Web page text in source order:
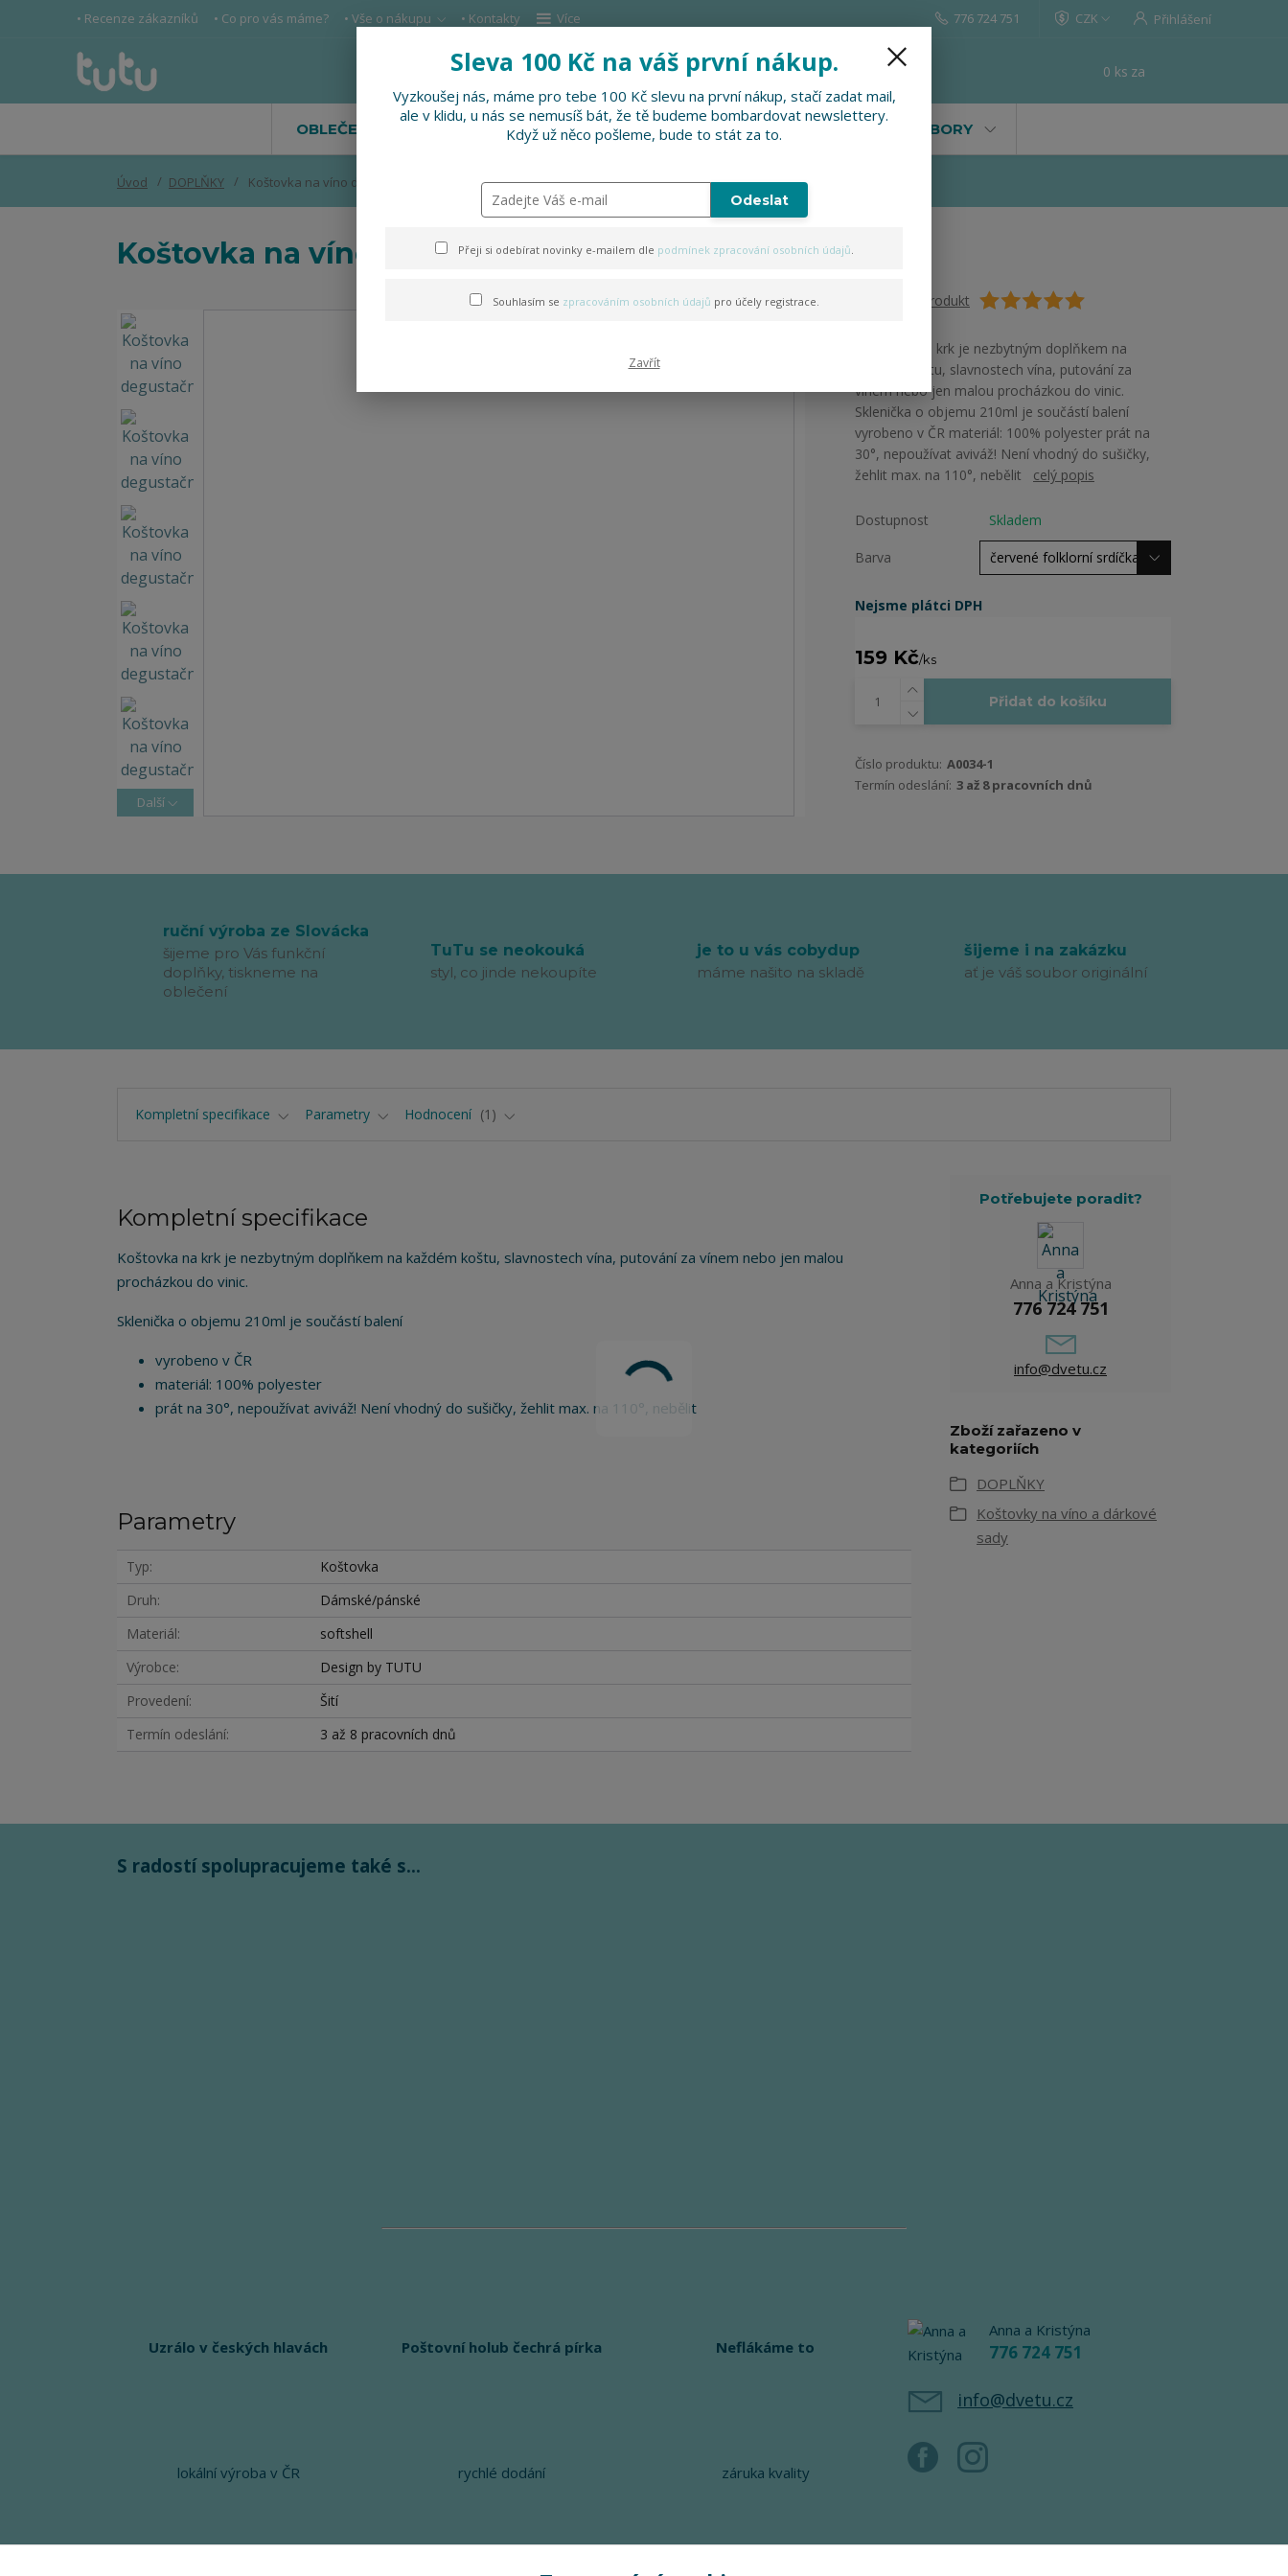
• Recenze zákazníků • Co pro vás máme? • Vše o nákupu • Kontakty Více CZK Přihlášení
Hledat
776 724 751
0 ks za
OBLEČENÍ DOPLŇKY SLEVNĚNO PRO FIRMY, FESTIVALY, SOUBORY
Úvod DOPLŇKY Koštovka na víno degustační
Koštovka na víno degustační
Další
Ohodnotit produkt
Koštovka na krk je nezbytným doplňkem na
každém koštu, slavnostech vína, putování za
vínem nebo jen malou procházkou do vinic.
Sklenička o objemu 210ml je součástí balení
vyrobeno v ČR materiál: 100% polyester prát na
30°, nepoužívat aviváž! Není vhodný do sušičky,
žehlit max. na 110°, nebělit celý popis
Dostupnost Skladem
Barva
Nejsme plátci DPH
159 Kč/ks
Přidat do košíku
Číslo produktu: A0034-1
Termín odeslání: 3 až 8 pracovních dnů
ruční výroba ze Slovácka
šijeme pro Vás funkční
doplňky, tiskneme na
oblečení
TuTu se neokouká
styl, co jinde nekoupíte
je to u vás cobydup
máme našito na skladě
šijeme i na zakázku
ať je váš soubor originální
Kompletní specifikace Parametry Hodnocení 1
Kompletní specifikace
Koštovka na krk je nezbytným doplňkem na každém koštu, slavnostech vína, putování za vínem nebo jen malou
procházkou do vinic.
Sklenička o objemu 210ml je součástí balení
vyrobeno v ČR
materiál: 100% polyester
prát na 30°, nepoužívat aviváž! Není vhodný do sušičky, žehlit max. na 110°, nebělit
Parametry
Typ
Koštovka
Druh
Dámské/pánské
Materiál
softshell
Výrobce
Design by TUTU
Provedení
Šití
Termín odeslání
3 až 8 pracovních dnů
Potřebujete poradit?
Anna a Kristýna
776 724 751
info@dvetu.cz
Zboží zařazeno v
kategoriích
DOPLŇKY
Koštovky na víno a dárkové
sady
S radostí spolupracujeme také s...
Uzrálo v českých hlavách
lokální výroba v ČR
Poštovní holub čechrá pírka
rychlé dodání
Neflákáme to
záruka kvality
Anna a Kristýna
776 724 751
info@dvetu.cz
Sleva 100 Kč na váš první nákup.
Vyzkoušej nás, máme pro tebe 100 Kč slevu na první nákup, stačí zadat mail,
ale v klidu, u nás se nemusíš bát, že tě budeme bombardovat newslettery.
Když už něco pošleme, bude to stát za to.
Odeslat
Přeji si odebírat novinky e-mailem dle podmínek zpracování osobních údajů.
Souhlasím se zpracováním osobních údajů pro účely registrace.
Zavřít